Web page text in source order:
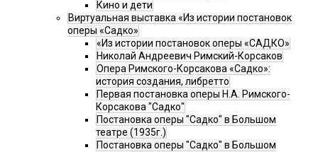
Кино и дети
Виртуальная выставка «Из истории постановок
оперы «Садко»
«Из истории постановок оперы «САДКО»
Николай Андреевич Римский-Корсаков
Опера Римского-Корсакова «Садко»:
история создания, либретто
Первая постановка оперы Н.А. Римского-
Корсакова "Садко"
Постановка оперы "Садко" в Большом
театре (1935г.)
Постановка оперы "Садко" в Большом